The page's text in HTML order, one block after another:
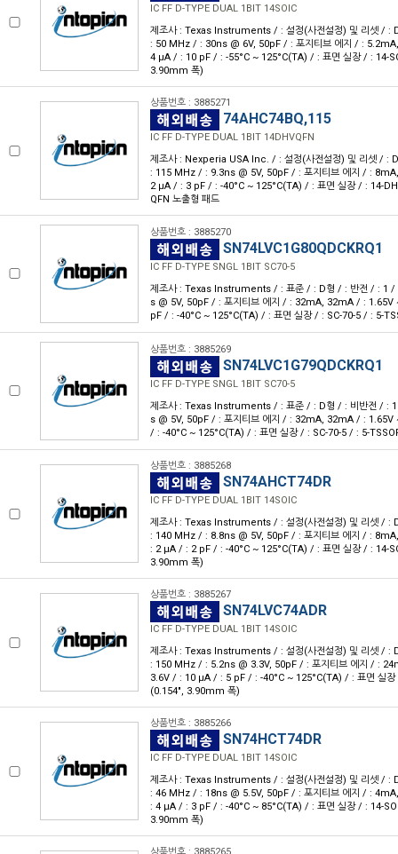
IC FF D-TYPE DUAL 1BIT 14SOIC
제조사 : Texas Instruments / : 설정(사전설정) 및 리셋 / :
: 50 MHz / : 30ns @ 6V, 50pF / : 포지티브 에지 / :
4 μA / : 10 pF / : -55°C ~ 125°C(TA) / : 표면 실장 / : 14-
3.90mm 폭)
상품번호 : 3885271
74AHC74BQ,115
IC FF D-TYPE DUAL 1BIT 14DHVQFN
제조사 : Nexperia USA Inc. / : 설정(사전설정) 및 리셋 / :
: 115 MHz / : 9.3ns @ 5V, 50pF / : 포지티브 에지 / :
2 μA / : 3 pF / : -40°C ~ 125°C(TA) / : 표면 실장 / : 14-
QFN 노출형 패드
상품번호 : 3885270
SN74LVC1G80QDCKRQ1
IC FF D-TYPE SNGL 1BIT SC70-5
제조사 : Texas Instruments / : 표준 / : D형 / : 반전 / : 1
s @ 5V, 50pF / : 포지티브 에지 / : 32mA, 32mA / :
pF / : -40°C ~ 125°C(TA) / : 표면 실장 / : SC-70-5 / : 5-
상품번호 : 3885269
SN74LVC1G79QDCKRQ1
IC FF D-TYPE SNGL 1BIT SC70-5
제조사 : Texas Instruments / : 표준 / : D형 / : 비반전 / :
s @ 5V, 50pF / : 포지티브 에지 / : 32mA, 32mA / :
/ : -40°C ~ 125°C(TA) / : 표면 실장 / : SC-70-5 / : 5-
상품번호 : 3885268
SN74AHCT74DR
IC FF D-TYPE DUAL 1BIT 14SOIC
제조사 : Texas Instruments / : 설정(사전설정) 및 리셋 / :
: 140 MHz / : 8.8ns @ 5V, 50pF / : 포지티브 에지 / :
: 2 μA / : 2 pF / : -40°C ~ 125°C(TA) / : 표면 실장 / : 14-
3.90mm 폭)
상품번호 : 3885267
SN74LVC74ADR
IC FF D-TYPE DUAL 1BIT 14SOIC
제조사 : Texas Instruments / : 설정(사전설정) 및 리셋 / :
: 150 MHz / : 5.2ns @ 3.3V, 50pF / : 포지티브 에지 / :
3.6V / : 10 μA / : 5 pF / : -40°C ~ 125°C(TA) / : 표면 실
(0.154", 3.90mm 폭)
상품번호 : 3885266
SN74HCT74DR
IC FF D-TYPE DUAL 1BIT 14SOIC
제조사 : Texas Instruments / : 설정(사전설정) 및 리셋 / :
: 46 MHz / : 18ns @ 5.5V, 50pF / : 포지티브 에지 / :
: 4 μA / : 3 pF / : -40°C ~ 85°C(TA) / : 표면 실장 / : 14-
3.90mm 폭)